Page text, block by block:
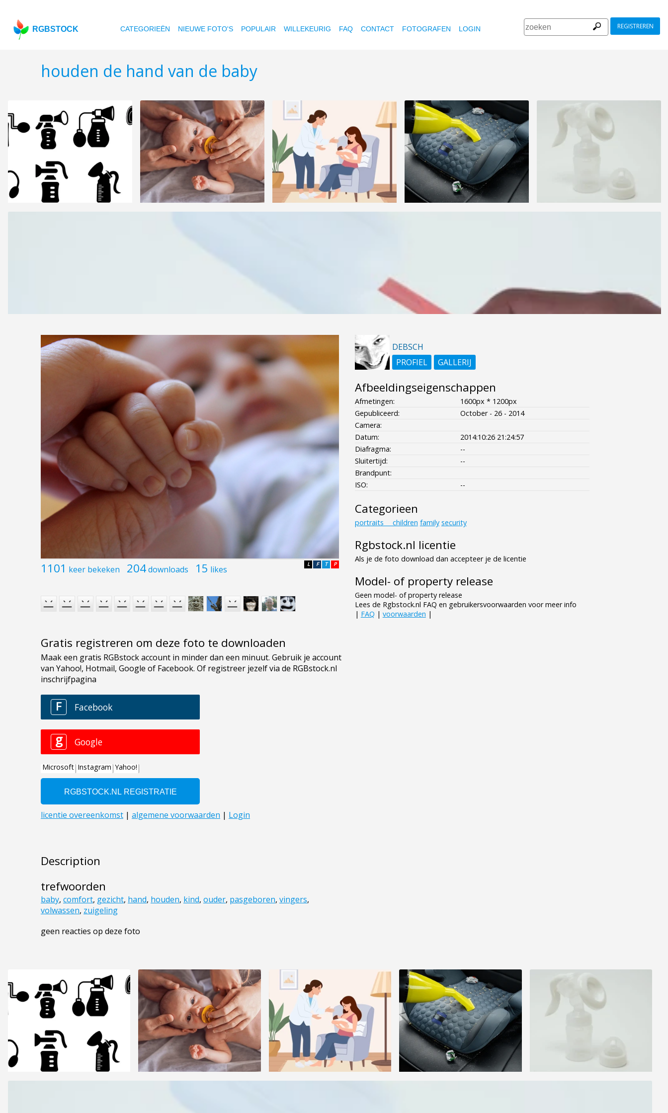
RGBSTOCK CATEGORIEËN NIEUWE FOTO'S POPULAIR WILLEKEURIG FAQ CONTACT FOTOGRAFEN LOGIN REGISTREREN
houden de hand van de baby
1101 keer bekeken 204downloads 15 likes P
T
F
L
Gratis registreren om deze foto te downloaden
Description
trefwoorden
baby, comfort, gezicht, hand, houden, kind, ouder, pasgeboren, vingers,
volwassen, zuigeling
geen reacties op deze foto
DEBSCH
PROFIEL
GALLERIJ
Afbeeldingseigenschappen
Afmetingen:
1600px * 1200px
Gepubliceerd:
October - 26 - 2014
Camera:
Datum:
2014:10:26 21:24:57
Diafragma:
--
Sluitertijd:
--
Brandpunt:
ISO:
--
Categorieen
portraits___children family security
Rgbstock.nl licentie
Als je de foto download dan accepteer je de licentie
Model- of property release
Geen model- of property release
Lees de Rgbstock.nl FAQ en gebruikersvoorwaarden voor meer info
| FAQ | voorwaarden |